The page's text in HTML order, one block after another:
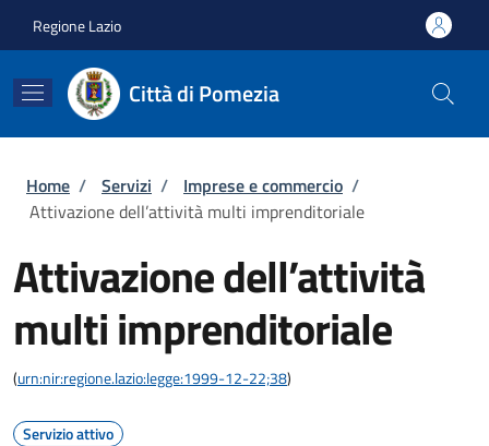
Regione Lazio
Città di Pomezia
Briciole di pane
Home / Servizi / Imprese e commercio /
Attivazione dell’attività multi imprenditoriale
Attivazione dell’attività
multi imprenditoriale
(urn:nir:regione.lazio:legge:1999-12-22;38)
Servizio attivo